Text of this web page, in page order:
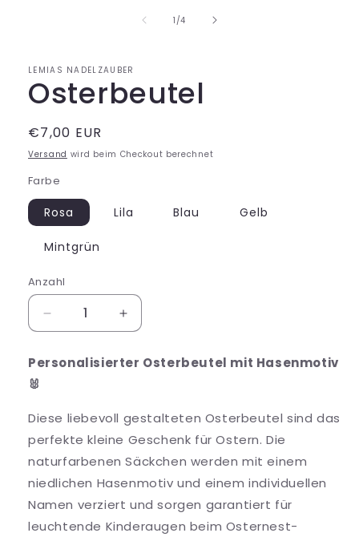
1 /von
4
LEMIAS NADELZAUBER
Osterbeutel
SKU:
Normaler
Preis
€7,00 EUR
Versand wird beim Checkout berechnet
Farbe
Rosa Lila Blau Gelb
Mintgrün
Anzahl
Verringere
die
Menge
für
Erhöhe
die
für
Personalisierter Osterbeutel mit Hasenmotiv
🐰
Diese liebevoll gestalteten Osterbeutel sind das
perfekte kleine Geschenk für Ostern. Die
naturfarbenen Säckchen werden mit einem
niedlichen Hasenmotiv und einem individuellen
Namen verziert und sorgen garantiert für
leuchtende Kinderaugen beim Osternest-